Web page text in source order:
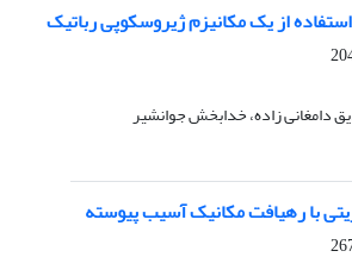
از یک مکانیزم ژیروسکوپی رباتیک
زاده، خدابخش جوانشیر
با رهیافت مکانیک آسیب پیوسته